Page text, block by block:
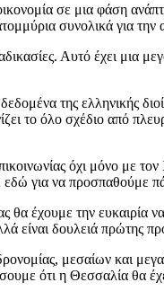
σε μια φάση
συνολικά για την
Αυτό έχει μια
της ελληνικής
το όλο σχέδιο από
όχι μόνο
για να προσπαθούμε
θα έχουμε την
είναι δουλειά πρώτης
μεσαίων και
ότι η Θεσσαλία θα